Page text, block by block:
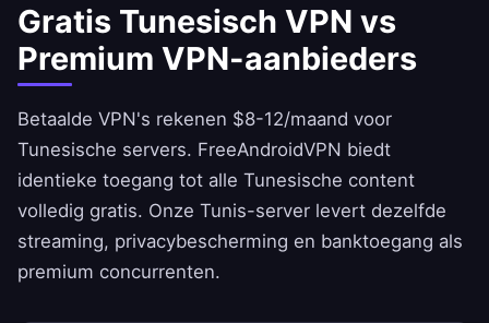
Gratis Tunesisch VPN vs
Premium VPN-aanbieders
Betaalde VPN's rekenen $8-12/maand voor
Tunesische servers. FreeAndroidVPN biedt
identieke toegang tot alle Tunesische content
volledig gratis. Onze Tunis-server levert dezelfde
streaming, privacybescherming en banktoegang als
premium concurrenten.